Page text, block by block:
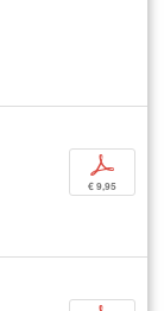
p
€ 9,95